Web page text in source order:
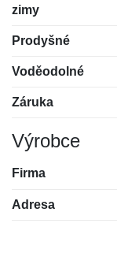
zimy
Prodyšné
Voděodolné
Záruka
Výrobce
Firma
Adresa